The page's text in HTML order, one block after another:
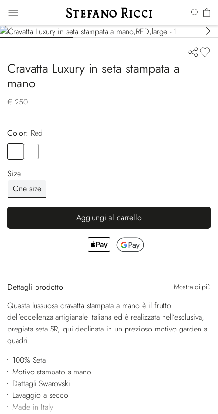
Cravatta Luxury in seta stampata a
mano
€ 250
Color:
red
Size
One size
Aggiungi al carrello
Dettagli prodotto Mostra di più
Questa lussuosa cravatta stampata a mano è il frutto
dell’eccellenza artigianale italiana ed è realizzata nell’esclusiva,
pregiata seta SR, qui declinata in un prezioso motivo garden a
quadri.
100% Seta
Motivo stampato a mano
Dettagli Swarovski
Lavaggio a secco
Made in Italy